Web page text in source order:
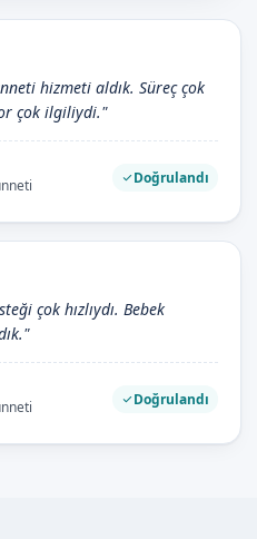
hizmeti aldık. Süreç çok
çok ilgiliydi."
Doğrulandı
çok hızlıydı. Bebek
Doğrulandı